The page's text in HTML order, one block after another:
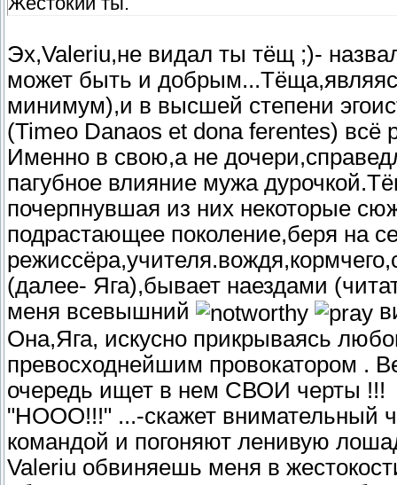
Эх,Valeriu,не видал ты тёщ ;)-
может быть и
минимум),и в высшей степени
(Timeo Danaos et dona ferentes) всё
Именно в свою,а не
пагубное влияние мужа
почерпнувшая из них некоторые
подрастающее поколение,беря на
(далее- Яга),бывает наездами
меня всевышний
Она,Яга, искусно прикрываясь
превосходнейшим провокатором .
очередь ищет в нем СВОИ черты !!!
"НООО!!!" ...-скажет внимательный
командой и погоняют ленивую
Valeriu обвиняешь меня в